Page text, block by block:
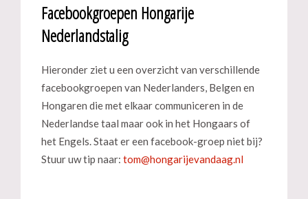
Facebookgroepen Hongarije
Nederlandstalig
Hieronder ziet u een overzicht van verschillende
facebookgroepen van Nederlanders, Belgen en
Hongaren die met elkaar communiceren in de
Nederlandse taal maar ook in het Hongaars of
het Engels. Staat er een facebook-groep niet bij?
Stuur uw tip naar: